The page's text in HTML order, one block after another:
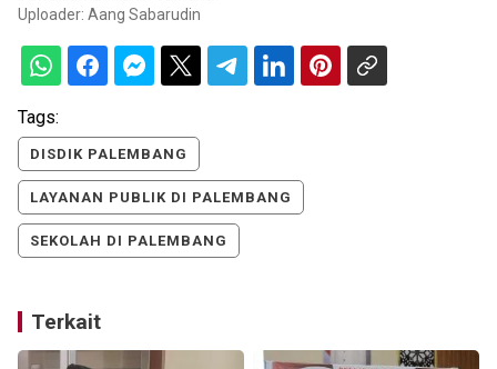
Uploader: Aang Sabarudin
Tags:
DISDIK PALEMBANG
LAYANAN PUBLIK DI PALEMBANG
SEKOLAH DI PALEMBANG
Terkait